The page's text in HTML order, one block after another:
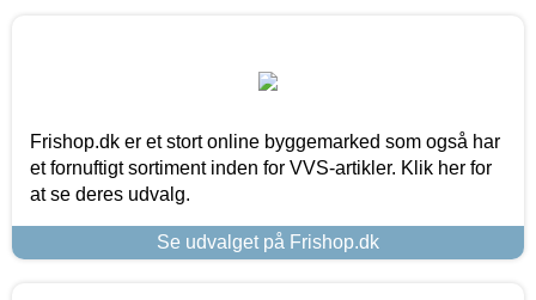
Frishop.dk er et stort online byggemarked som også har
et fornuftigt sortiment inden for VVS-artikler. Klik her for
at se deres udvalg.
Se udvalget på Frishop.dk